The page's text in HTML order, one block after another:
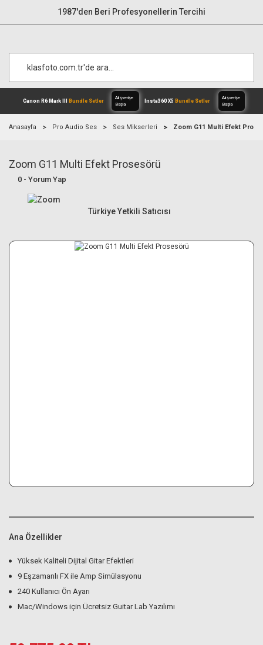
1987'den Beri Profesyonellerin Tercihi
Canon R6 Mark IIIBundle Setler
Anasayfa Pro Audio Ses Ses Mikserleri Zoom G11 Multi Efekt
Zoom G11 Multi Efekt Prosesörü
0 - Yorum Yap
Türkiye Yetkili Satıcısı
Ana Özellikler
Yüksek Kaliteli Dijital Gitar Efektleri
9 Eşzamanlı FX ile Amp Simülasyonu
240 Kullanıcı Ön Ayarı
Mac/Windows için Ücretsiz Guitar Lab Yazılımı